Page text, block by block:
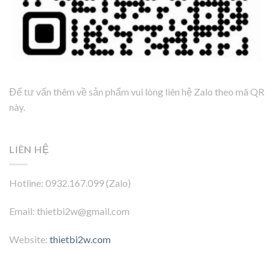
Để tư vấn thêm về sản phẩm vui lòng liên hệ Zalo theo mã QR
này.
LIÊN HỆ
Hotline: 0932.167.099 (Zalo)
Email: thietbi2w@gmail.com
Website: thietbi2w.com